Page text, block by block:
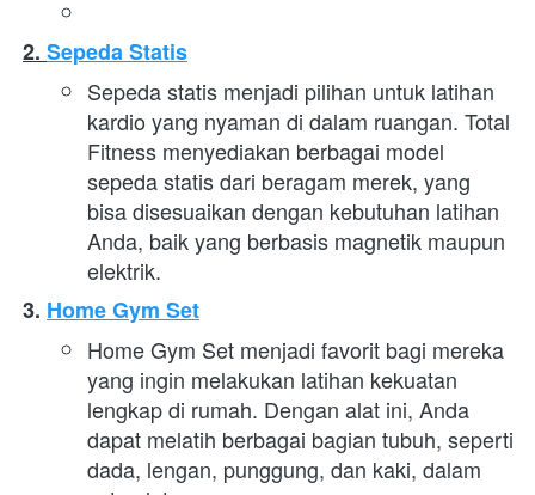
2. Sepeda Statis
Sepeda statis menjadi pilihan untuk latihan
kardio yang nyaman di dalam ruangan. Total
Fitness menyediakan berbagai model
sepeda statis dari beragam merek, yang
bisa disesuaikan dengan kebutuhan latihan
Anda, baik yang berbasis magnetik maupun
elektrik.
3. Home Gym Set
Home Gym Set menjadi favorit bagi mereka
yang ingin melakukan latihan kekuatan
lengkap di rumah. Dengan alat ini, Anda
dapat melatih berbagai bagian tubuh, seperti
dada, lengan, punggung, dan kaki, dalam